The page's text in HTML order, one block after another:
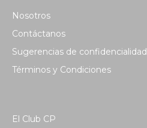
Nosotros
Contáctanos
Sugerencias de confidencialidad
Términos y Condiciones
El Club CP